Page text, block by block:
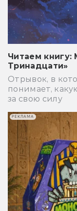
Читаем книгу:
Тринадцати»
Отрывок, в
понимает,
за свою силу
РЕКЛАМА